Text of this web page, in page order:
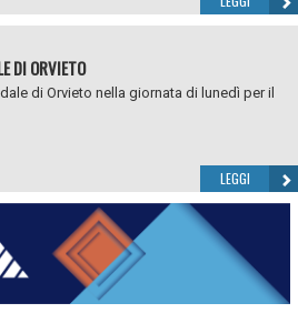
DI ORVIETO
di Orvieto nella giornata di lunedì per il
LEGGI